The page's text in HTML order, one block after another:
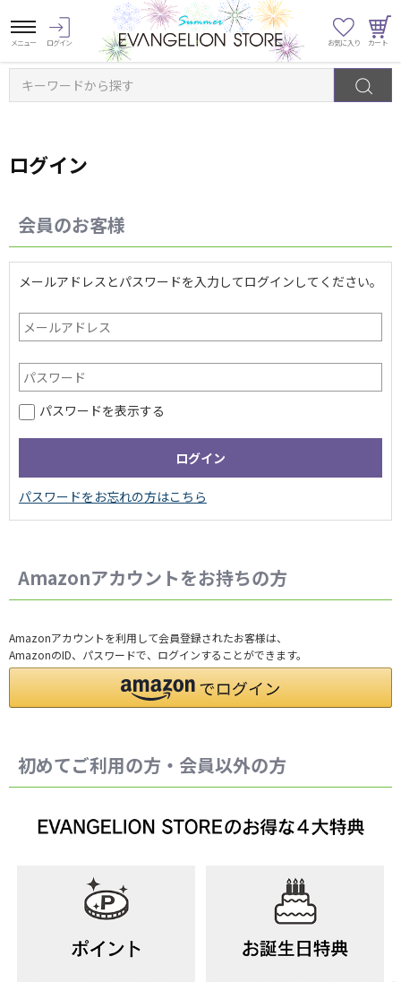
キーワードから探す
ログイン
会員のお客様
メールアドレスとパスワードを入力してログインしてください。
パスワードを表示する
Amazonアカウントをお持ちの方
Amazonアカウントを利用して会員登録されたお客様は、
AmazonのID、パスワードで、ログインすることができます。
初めてご利用の方・会員以外の方